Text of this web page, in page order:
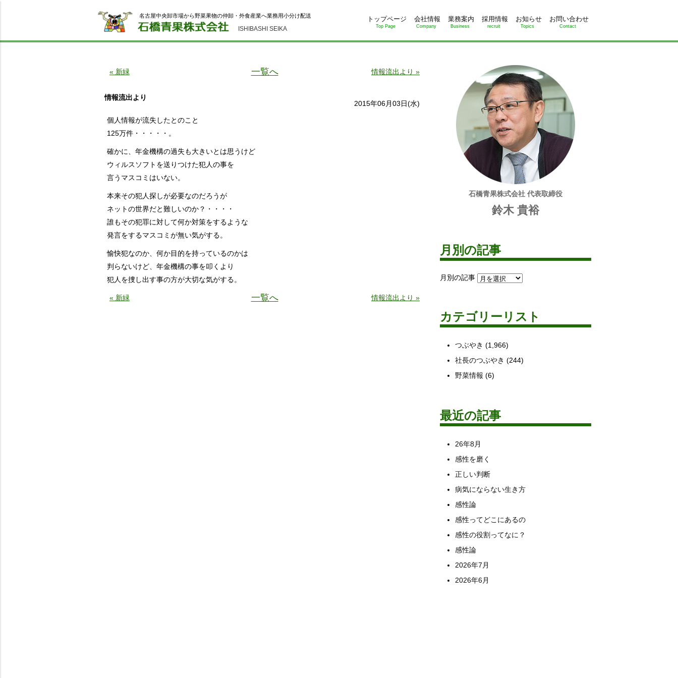
ISHIBASHI SEIKA
名古屋中央卸市場から野菜果物の仲卸・外食産業へ業務用小分け配送 トップページ
Top Page
会社情報
Company
業務案内
Business
採用情報
recruit
お知らせ
Topics
お問い合わせ
Contact
« 新緑 一覧へ 情報流出より »
情報流出より
2015年06月03日(水)
個人情報が流失したとのこと
125万件・・・・・。
確かに、年金機構の過失も大きいとは思うけど
ウィルスソフトを送りつけた犯人の事を
言うマスコミはいない。
本来その犯人探しが必要なのだろうが
ネットの世界だと難しいのか？・・・・
誰もその犯罪に対して何か対策をするような
発言をするマスコミが無い気がする。
愉快犯なのか、何か目的を持っているのかは
判らないけど、年金機構の事を叩くより
犯人を捜し出す事の方が大切な気がする。
« 新緑 一覧へ 情報流出より »
石橋青果株式会社 代表取締役
鈴木 貴裕
月別の記事
月別の記事
カテゴリーリスト
つぶやき (1,966)
社長のつぶやき (244)
野菜情報 (6)
最近の記事
26年8月
感性を磨く
正しい判断
病気にならない生き方
感性論
感性ってどこにあるの
感性の役割ってなに？
感性論
2026年7月
2026年6月